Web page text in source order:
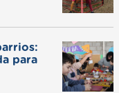
para